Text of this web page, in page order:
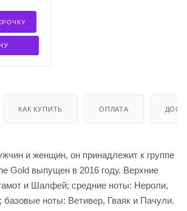
КАК КУПИТЬ ОПЛАТА
и женщин, он принадлежит к группе
Gold выпущен в 2016 году. Верхние
и Шалфей; средние ноты: Нероли,
ноты: Ветивер, Гваяк и Пачули.